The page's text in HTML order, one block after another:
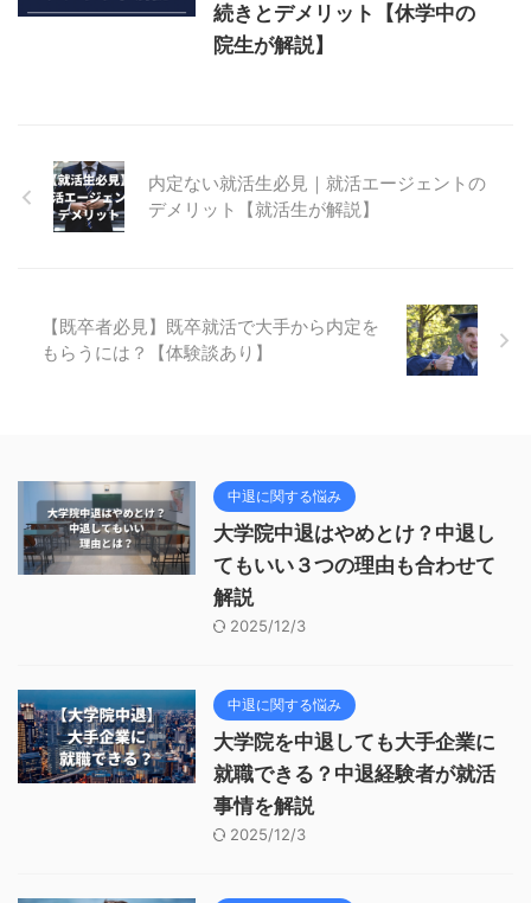
続きとデメリット【休学中の
院生が解説】
内定ない就活生必見｜就活エージェントの
デメリット【就活生が解説】
【既卒者必見】既卒就活で大手から内定を
もらうには？【体験談あり】
中退に関する悩み
大学院中退はやめとけ？中退し
てもいい３つの理由も合わせて
解説
2025/12/3
中退に関する悩み
大学院を中退しても大手企業に
就職できる？中退経験者が就活
事情を解説
2025/12/3